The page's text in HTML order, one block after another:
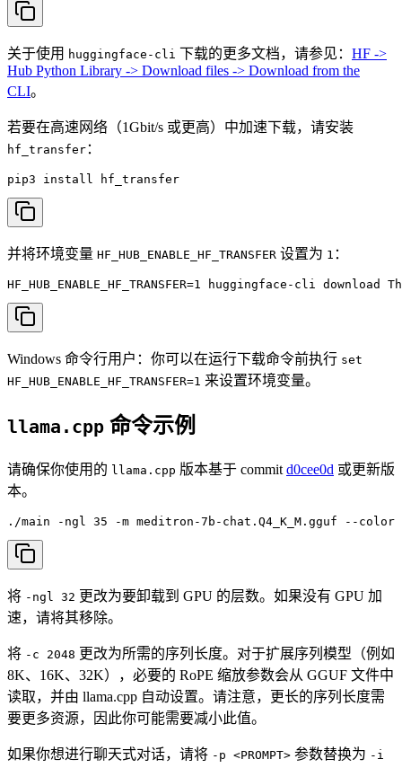
关于使用 huggingface-cli 下载的更多文档，请参见： HF ->
Hub Python Library -> Download files -> Download from the
CLI。
若要在高速网络（1Gbit/s 或更高）中加速下载，请安装
hf_transfer ：
pip3 install hf_transfer
并将环境变量 HF_HUB_ENABLE_HF_TRANSFER 设置为 1 ：
HF_HUB_ENABLE_HF_TRANSFER=1 huggingface-cli
Windows 命令行用户：你可以在运行下载命令前执行 set
HF_HUB_ENABLE_HF_TRANSFER=1 来设置环境变量。
llama.cpp 命令示例
请确保你使用的 llama.cpp 版本基于 commit d0cee0d 或更新版
本。
./main -ngl 35 -m meditron-7b-chat.Q4_K_M.gguf --
将 -ngl 32 更改为要卸载到 GPU 的层数。如果没有 GPU 加
速，请将其移除。
将 -c 2048 更改为所需的序列长度。对于扩展序列模型（例如
8K、16K、32K），必要的 RoPE 缩放参数会从 GGUF 文件中
读取，并由 llama.cpp 自动设置。请注意，更长的序列长度需
要更多资源，因此你可能需要减小此值。
如果你想进行聊天式对话，请将 -p <PROMPT> 参数替换为 -i